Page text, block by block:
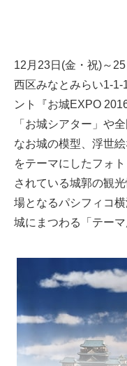
12月23日(金・祝)～
西区みなとみらい1-1-
ント『お城EXPO
「お城シアター」や
なお城の模型、浮世
をテーマにしたフォ
されている城郭の観
場となるパシフィコ
城にまつわる「テー